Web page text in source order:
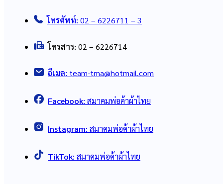
โทรศัพท์: 02 – 6226711 – 3
โทรสาร: 02 – 6226714
อีเมล: team-tma@hotmail.com
Facebook: สมาคมพ่อค้าผ้าไทย
Instagram: สมาคมพ่อค้าผ้าไทย
TikTok: สมาคมพ่อค้าผ้าไทย